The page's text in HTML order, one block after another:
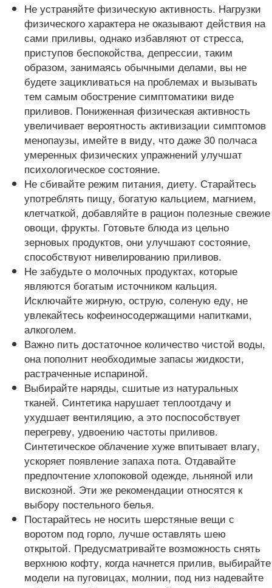
Не устраняйте физическую активность. Нагрузки
физического характера не оказывают действия на
сами приливы, однако избавляют от стресса,
приступов беспокойства, депрессии, таким
образом, занимаясь обычными делами, вы не
будете зацикливаться на проблемах и вызывать
тем самым обострение симптоматики виде
приливов. Пониженная физическая активность
увеличивает вероятность активизации симптомов
менопаузы, имейте в виду, что даже 30 полчаса
умеренных физических упражнений улучшат
психологическое состояние.
Не сбивайте режим питания, диету. Старайтесь
употреблять пищу, богатую кальцием, магнием,
клетчаткой, добавляйте в рацион полезные свежие
овощи, фрукты. Готовьте блюда из цельно
зерновых продуктов, они улучшают состояние,
способствуют нивелированию приливов.
Не забудьте о молочных продуктах, которые
являются богатым источником кальция.
Исключайте жирную, острую, соленую еду, не
увлекайтесь кофеиносодержащими напитками,
алкоголем.
Важно пить достаточное количество чистой воды,
она пополнит необходимые запасы жидкости,
растраченные испариной.
Выбирайте наряды, сшитые из натуральных
тканей. Синтетика нарушает теплоотдачу и
ухудшает вентиляцию, а это поспособствует
перегреву, удвоению частоты приливов.
Синтетическое облачение хуже впитывает влагу,
ускоряет появление запаха пота. Отдавайте
предпочтение хлопоковой одежде, льняной или
вискозной. Эти же рекомендации относятся к
выбору постельного белья.
Постарайтесь не носить шерстяные вещи с
воротом под горло, лучше оставлять шею
открытой. Предусматривайте возможность снять
верхнюю кофту, когда начнется прилив, выбирайте
модели на пуговицах, молнии, под низ надевайте